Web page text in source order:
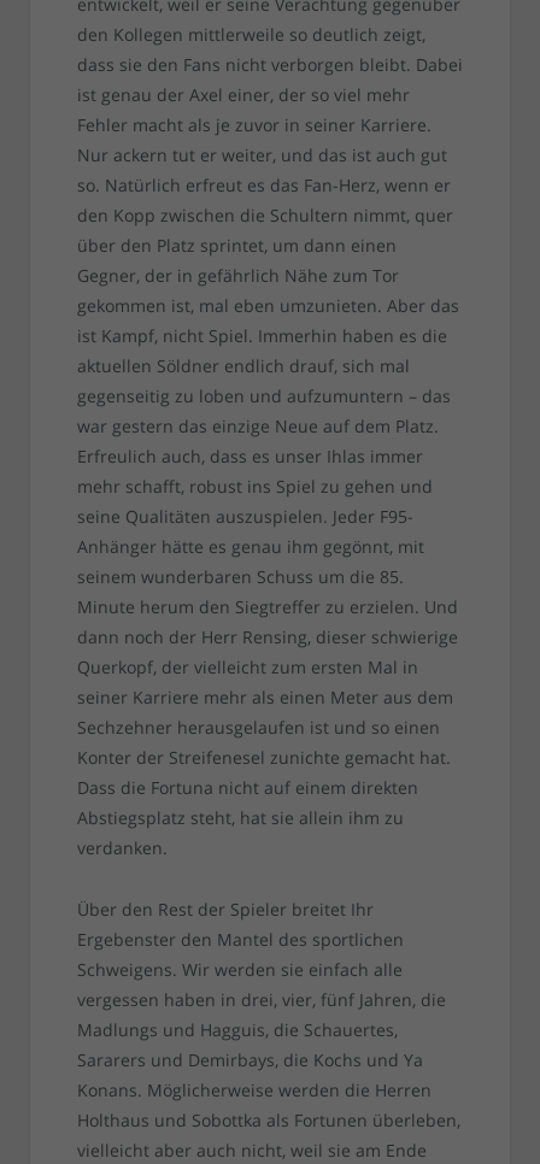
den Kollegen mittlerweile so deutlich zeigt,
dass sie den Fans nicht verborgen bleibt. Dabei
ist genau der Axel einer, der so viel mehr
Fehler macht als je zuvor in seiner Karriere.
Nur ackern tut er weiter, und das ist auch gut
so. Natürlich erfreut es das Fan-Herz, wenn er
den Kopp zwischen die Schultern nimmt, quer
über den Platz sprintet, um dann einen
Gegner, der in gefährlich Nähe zum Tor
gekommen ist, mal eben umzunieten. Aber das
ist Kampf, nicht Spiel. Immerhin haben es die
aktuellen Söldner endlich drauf, sich mal
gegenseitig zu loben und aufzumuntern – das
war gestern das einzige Neue auf dem Platz.
Erfreulich auch, dass es unser Ihlas immer
mehr schafft, robust ins Spiel zu gehen und
seine Qualitäten auszuspielen. Jeder F95-
Anhänger hätte es genau ihm gegönnt, mit
seinem wunderbaren Schuss um die 85.
Minute herum den Siegtreffer zu erzielen. Und
dann noch der Herr Rensing, dieser schwierige
Querkopf, der vielleicht zum ersten Mal in
seiner Karriere mehr als einen Meter aus dem
Sechzehner herausgelaufen ist und so einen
Konter der Streifenesel zunichte gemacht hat.
Dass die Fortuna nicht auf einem direkten
Abstiegsplatz steht, hat sie allein ihm zu
verdanken.
Über den Rest der Spieler breitet Ihr
Ergebenster den Mantel des sportlichen
Schweigens. Wir werden sie einfach alle
vergessen haben in drei, vier, fünf Jahren, die
Madlungs und Hagguis, die Schauertes,
Sararers und Demirbays, die Kochs und Ya
Konans. Möglicherweise werden die Herren
Holthaus und Sobottka als Fortunen überleben,
vielleicht aber auch nicht, weil sie am Ende